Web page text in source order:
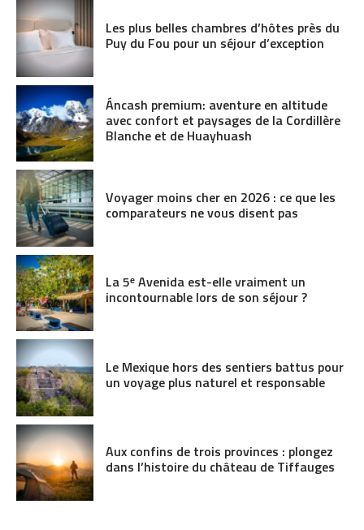
Les plus belles chambres d’hôtes près du
Puy du Fou pour un séjour d’exception
Áncash premium: aventure en altitude
avec confort et paysages de la Cordillère
Blanche et de Huayhuash
Voyager moins cher en 2026 : ce que les
comparateurs ne vous disent pas
La 5ᵉ Avenida est-elle vraiment un
incontournable lors de son séjour ?
Le Mexique hors des sentiers battus pour
un voyage plus naturel et responsable
Aux confins de trois provinces : plongez
dans l’histoire du château de Tiffauges